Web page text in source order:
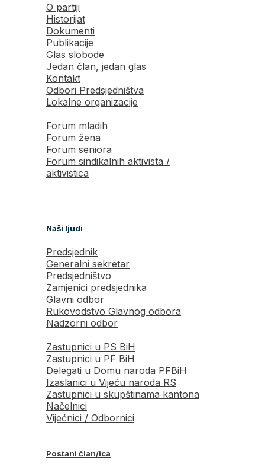
O partiji
Historijat
Dokumenti
Publikacije
Glas slobode
Jedan član, jedan glas
Kontakt
Odbori Predsjedništva
Lokalne organizacije
Forum mladih
Forum žena
Forum seniora
Forum sindikalnih aktivista /
aktivistica
Naši ljudi
Predsjednik
Generalni sekretar
Predsjedništvo
Zamjenici predsjednika
Glavni odbor
Rukovodstvo Glavnog odbora
Nadzorni odbor
Zastupnici u PS BiH
Zastupnici u PF BiH
Delegati u Domu naroda PFBiH
Izaslanici u Vijeću naroda RS
Zastupnici u skupštinama kantona
Načelnici
Vijećnici / Odbornici
Postani član/ica